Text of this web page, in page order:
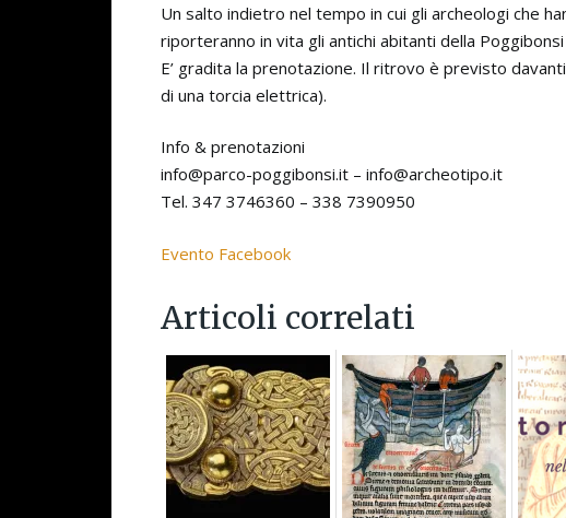
Un salto indietro nel tempo in cui gli archeologi che
riporteranno in vita gli antichi abitanti della
E’ gradita la prenotazione. Il ritrovo è previsto
di una torcia elettrica).
Info & prenotazioni
info@parco-poggibonsi.it – info@archeotipo.it
Tel. 347 3746360 – 338 7390950
Evento Facebook
Articoli correlati